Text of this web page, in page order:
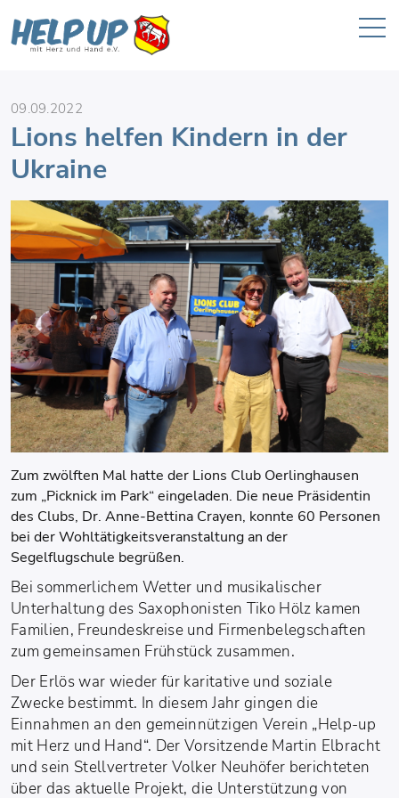
09.09.2022
Lions helfen Kindern in der
Ukraine
Zum zwölften Mal hatte der Lions Club Oerlinghausen
zum „Picknick im Park“ eingeladen. Die neue Präsidentin
des Clubs, Dr. Anne-Bettina Crayen, konnte 60 Personen
bei der Wohltätigkeitsveranstaltung an der
Segelflugschule begrüßen.
Bei sommerlichem Wetter und musikalischer
Unterhaltung des Saxophonisten Tiko Hölz kamen
Familien, Freundeskreise und Firmenbelegschaften
zum gemeinsamen Frühstück zusammen.
Der Erlös war wieder für karitative und soziale
Zwecke bestimmt. In diesem Jahr gingen die
Einnahmen an den gemeinnützigen Verein „Help-up
mit Herz und Hand“. Der Vorsitzende Martin Elbracht
und sein Stellvertreter Volker Neuhöfer berichteten
über das aktuelle Projekt, die Unterstützung von